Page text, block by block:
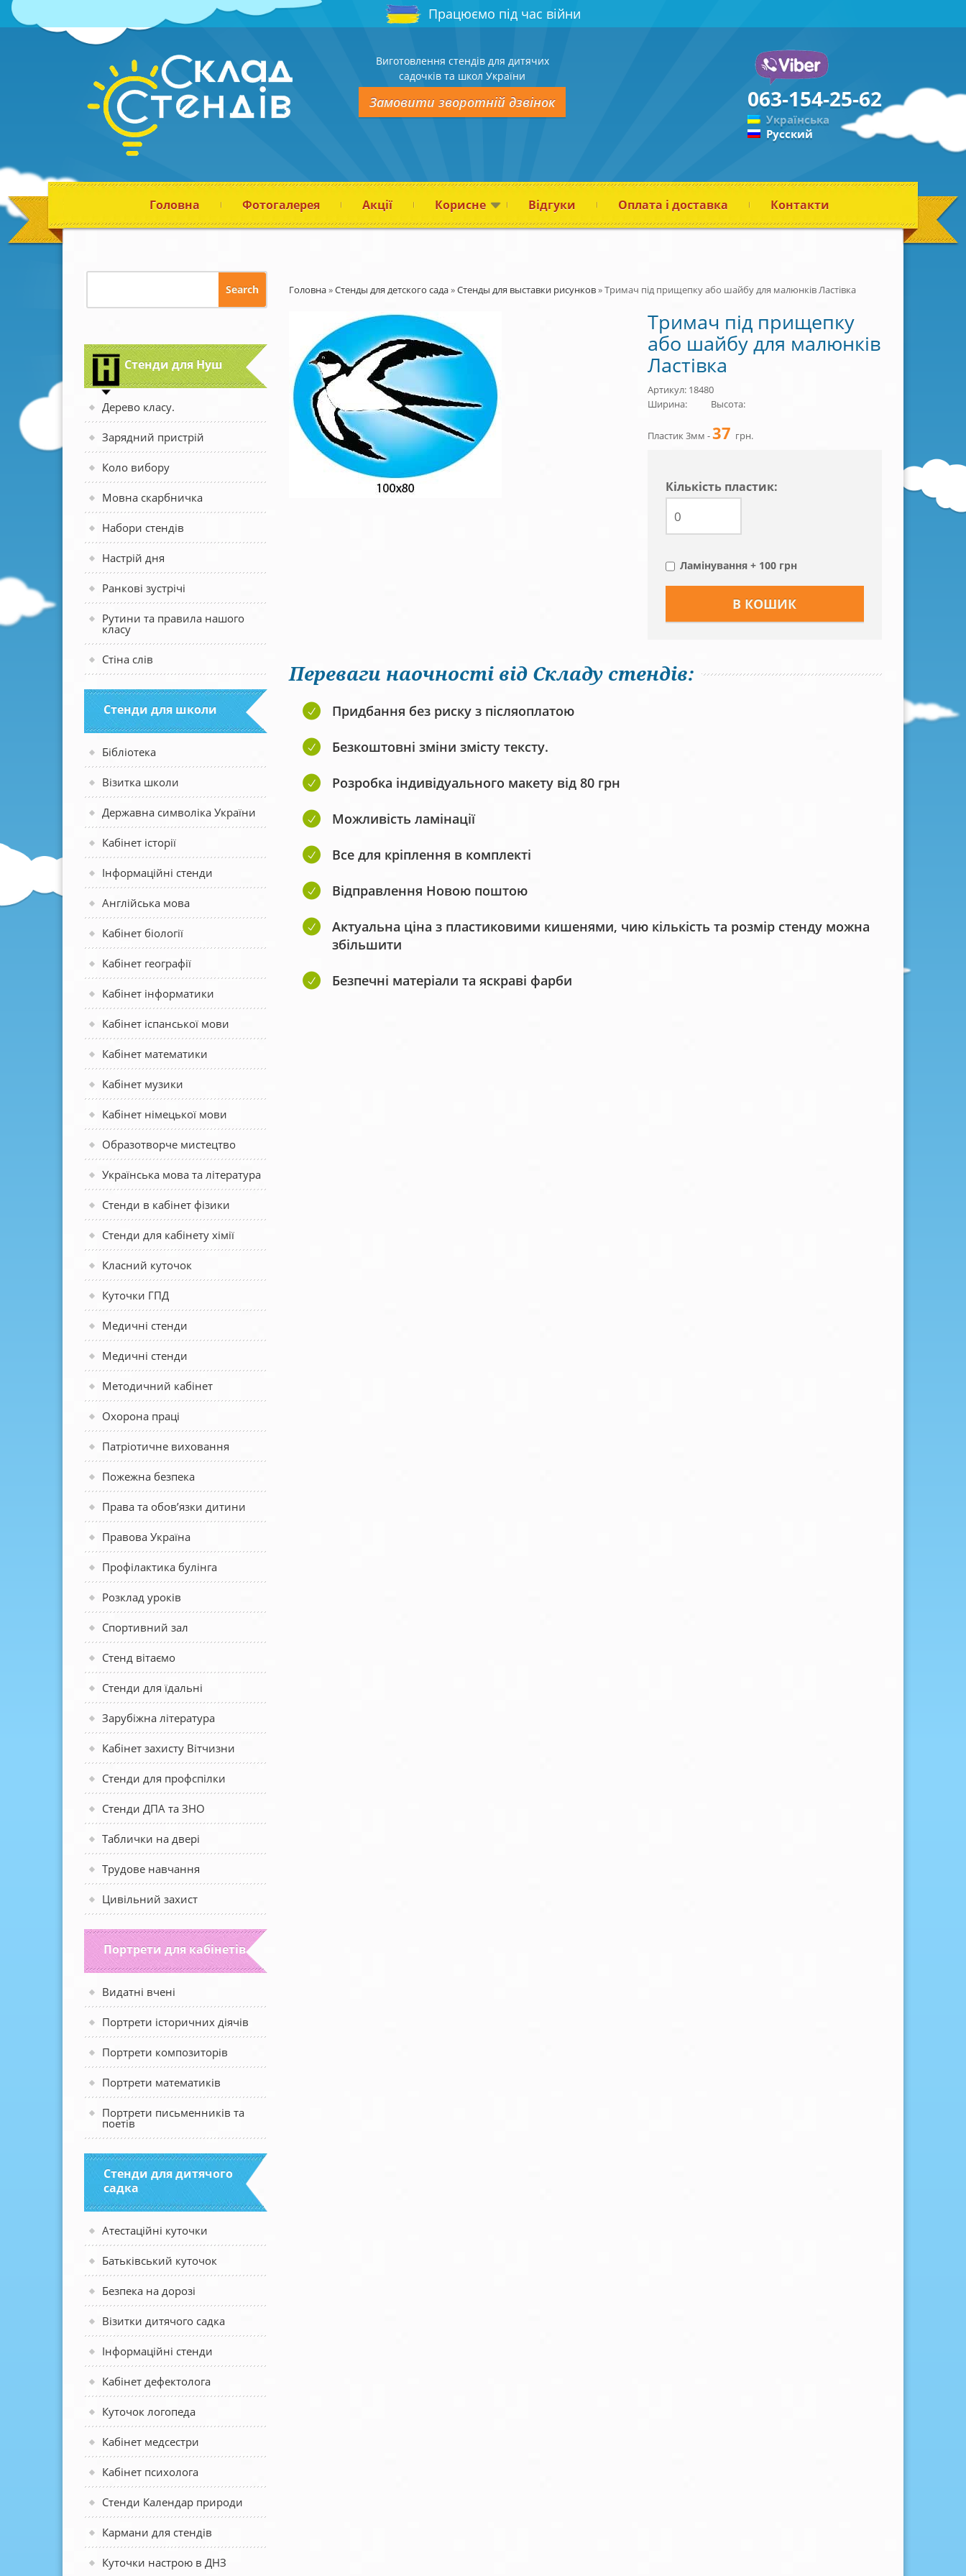
Працюємо під час війни
Виготовлення стендів для дитячих
садочків та школ України
Замовити зворотній дзвінок 063-154-25-62
Українська
Русский
Головна Фотогалерея Акції Корисне Відгуки Оплата і доставка Контакти
Стенди для Нуш
Дерево класу.
Зарядний пристрій
Коло вибору
Мовна скарбничка
Набори стендів
Настрій дня
Ранкові зустрічі
Рутини та правила нашого
класу
Стіна слів
Стенди для школи
Бібліотека
Візитка школи
Державна символіка України
Кабінет історії
Інформаційні стенди
Англійська мова
Кабінет біології
Кабінет географії
Кабінет інформатики
Кабінет іспанської мови
Кабінет математики
Кабінет музики
Кабінет німецької мови
Образотворче мистецтво
Українська мова та література
Стенди в кабінет фізики
Стенди для кабінету хімії
Класний куточок
Куточки ГПД
Медичні стенди
Медичні стенди
Методичний кабінет
Охорона праці
Патріотичне виховання
Пожежна безпека
Права та обов’язки дитини
Правова Україна
Профілактика булінга
Розклад уроків
Спортивний зал
Стенд вітаємо
Стенди для їдальні
Зарубіжна література
Кабінет захисту Вітчизни
Стенди для профспілки
Стенди ДПА та ЗНО
Таблички на двері
Трудове навчання
Цивільний захист
Портрети для кабінетів
Видатні вчені
Портрети історичних діячів
Портрети композиторів
Портрети математиків
Портрети письменників та
поетів
Стенди для дитячого
садка
Атестаційні куточки
Батьківський куточок
Безпека на дорозі
Візитки дитячого садка
Інформаційні стенди
Кабінет дефектолога
Куточок логопеда
Кабінет медсестри
Кабінет психолога
Стенди Календар природи
Кармани для стендів
Куточки настрою в ДНЗ
Головна»Стенды для детского сада»Стенды для выставки рисунков»Тримач під прищепку або шайбу для малюнків Ластівка
Тримач під прищепку
або шайбу для малюнків
Ластівка
Артикул: 18480
Ширина:
Высота:
Пластик 3мм -37 грн.
Кiлькiсть пластик:
Ламінування + 100 грн
Переваги наочності від Складу стендів:
Придбання без риску з післяоплатою
Безкоштовні зміни змісту тексту.
Розробка індивідуального макету від 80 грн
Можливість ламінації
Все для кріплення в комплекті
Відправлення Новою поштою
Актуальна ціна з пластиковими кишенями, чию кількість та розмір стенду можна
збільшити
Безпечні матеріали та яскраві фарби